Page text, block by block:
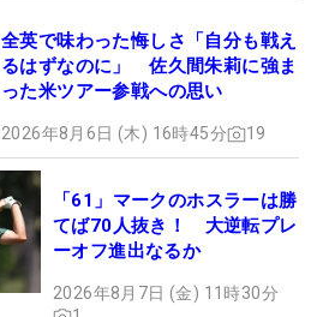
全英で味わった悔しさ「自分も戦え
るはずなのに」 佐久間朱莉に強ま
った米ツアー参戦への思い
2026年8月6日 (木) 16時45分 19
「61」マークのホスラーは勝
てば70人抜き！ 大逆転プレ
ーオフ進出なるか
2026年8月7日 (金) 11時30分